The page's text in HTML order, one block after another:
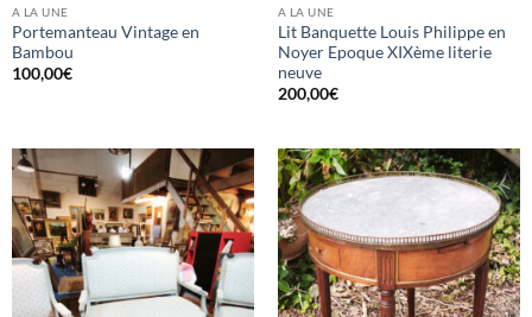
A LA UNE
Portemanteau Vintage en
Bambou
100,00€
A LA UNE
Lit Banquette Louis Philippe en
Noyer Epoque XIXème literie
neuve
200,00€